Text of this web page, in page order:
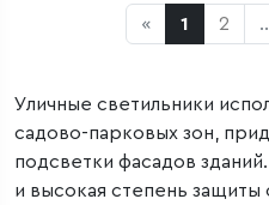
« 1 2
Уличные светильники
садово-парковых зон,
подсветки фасадов
и высокая степень защиты